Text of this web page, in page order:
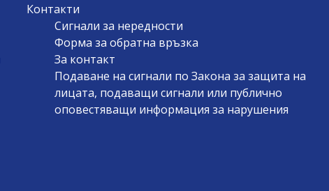
Контакти
Сигнали за нередности
Форма за обратна връзка
За контакт
Подаване на сигнали по Закона за защита на
лицата, подаващи сигнали или публично
оповестяващи информация за нарушения